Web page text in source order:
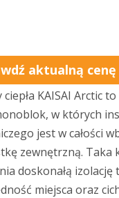
aktualną cenę
ciepła KAISAI Arctic
w których
jest w całości
zewnętrzną. Taka
doskonałą izolację
miejsca oraz